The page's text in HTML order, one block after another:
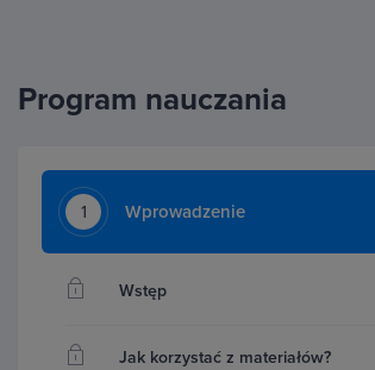
Program nauczania
1 Wprowadzenie
Wstęp
Jak korzystać z materiałów?